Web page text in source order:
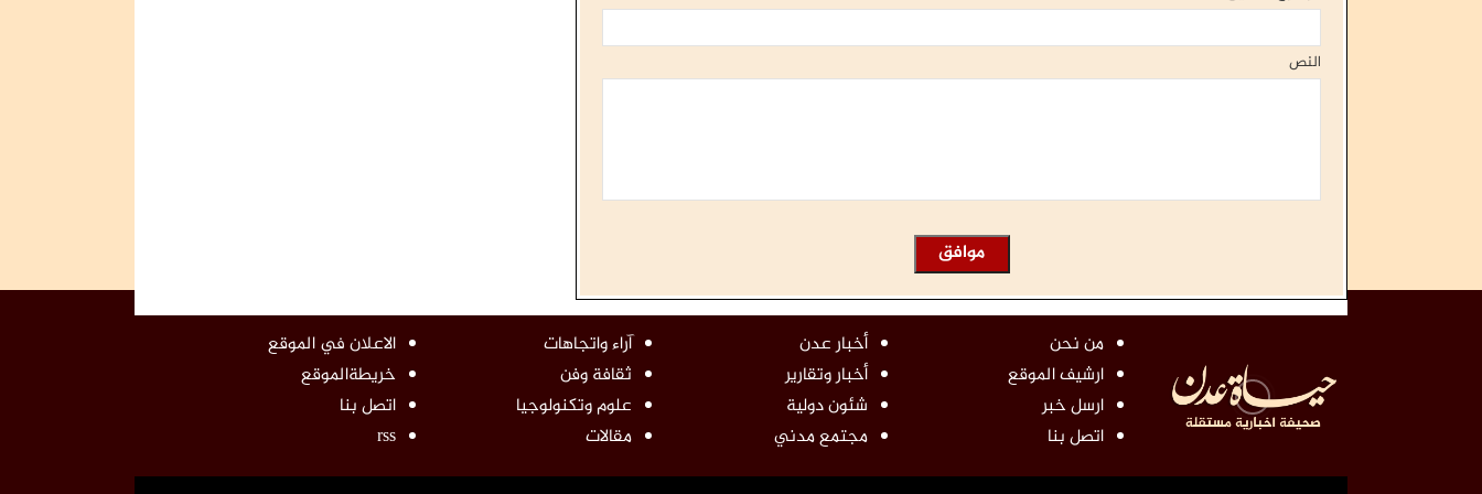
النص
من نحن
ارشيف الموقع
ارسل خبر
اتصل بنا
أخبار عدن
أخبار وتقارير
شئون دولية
مجتمع مدني
آراء واتجاهات
ثقافة وفن
علوم وتكنولوجيا
مقالات
الاعلان في الموقع
خريطةالموقع
اتصل بنا
rss